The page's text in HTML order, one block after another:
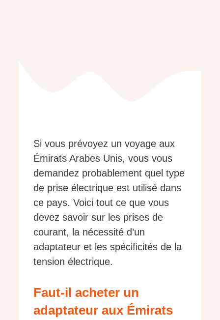
Si vous prévoyez un voyage aux
Émirats Arabes Unis, vous vous
demandez probablement quel type
de prise électrique est utilisé dans
ce pays. Voici tout ce que vous
devez savoir sur les prises de
courant, la nécessité d’un
adaptateur et les spécificités de la
tension électrique.
Faut-il acheter un
adaptateur aux Émirats